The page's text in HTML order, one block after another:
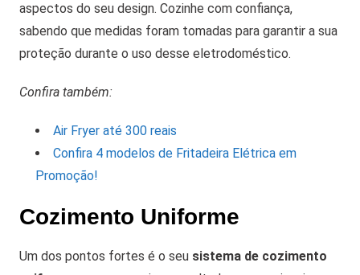
aspectos do seu design. Cozinhe com confiança,
sabendo que medidas foram tomadas para garantir a sua
proteção durante o uso desse eletrodoméstico.
Confira também:
Air Fryer até 300 reais
Confira 4 modelos de Fritadeira Elétrica em
Promoção!
Cozimento Uniforme
Um dos pontos fortes é o seu sistema de cozimento